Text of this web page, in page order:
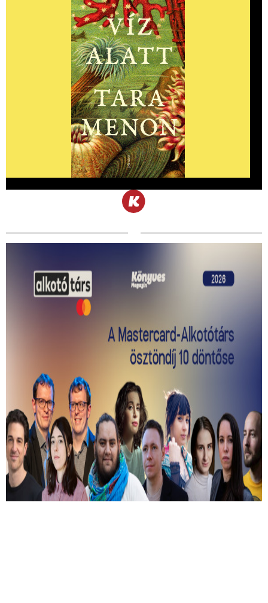
Kiválasztották a 2026-os Mastercard -
Alkotótárs ösztöndíj 10 döntősét!
Közülük kerül ki a két győztes.